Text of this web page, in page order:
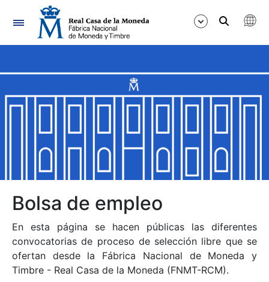
Navegación
Mostrar/Ocultar
Mostrar/Ocultar
Mostrar/Ocultar
Mostrar/Ocultar
Bolsa de empleo
En esta página se hacen públicas las diferentes
convocatorias de proceso de selección libre que se
ofertan desde la Fábrica Nacional de Moneda y
Timbre - Real Casa de la Moneda (FNMT-RCM).